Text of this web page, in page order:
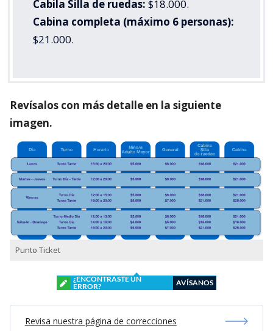
Cabila Silla de ruedas: $18.000.
Cabina completa (máximo 6 personas):
$21.000.
Revísalos con más detalle en la siguiente
imagen.
Punto Ticket
¿ENCONTRASTE UN
ERROR?
AVÍSANOS
Revisa nuestra página de correcciones